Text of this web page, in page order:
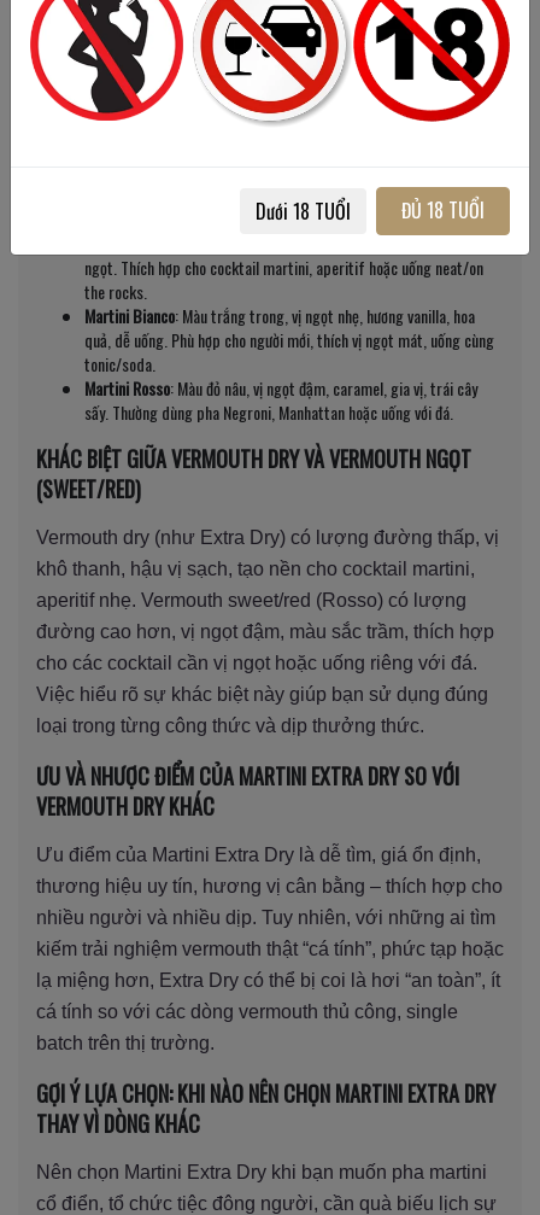
Việc hiểu rõ sự khác biệt giữa các loại vermouth giúp
bạn chọn đúng chai phù hợp với khẩu vị và mục đích
sử dụng. Dưới đây là so sánh cụ thể giữa Martini
SO SÁNH VỚI MARTINI BIANCO VÀ MARTINI ROSSO
: Màu vàng nhạt, vị khô, thảo mộc, hậu vị sạch, ít
ngọt. Thích hợp cho cocktail martini, aperitif hoặc uống neat/on
the rocks.
Martini Bianco: Màu trắng trong, vị ngọt nhẹ, hương vanilla, hoa
quả, dễ uống. Phù hợp cho người mới, thích vị ngọt mát, uống cùng
tonic/soda.
Martini Rosso: Màu đỏ nâu, vị ngọt đậm, caramel, gia vị, trái cây
sấy. Thường dùng pha Negroni, Manhattan hoặc uống với đá.
KHÁC BIỆT GIỮA VERMOUTH DRY VÀ VERMOUTH NGỌT
(SWEET/RED)
Vermouth dry (như Extra Dry) có lượng đường thấp, vị
khô thanh, hậu vị sạch, tạo nền cho cocktail martini,
aperitif nhẹ. Vermouth sweet/red (Rosso) có lượng
đường cao hơn, vị ngọt đậm, màu sắc trầm, thích hợp
cho các cocktail cần vị ngọt hoặc uống riêng với đá.
Việc hiểu rõ sự khác biệt này giúp bạn sử dụng đúng
loại trong từng công thức và dịp thưởng thức.
ƯU VÀ NHƯỢC ĐIỂM CỦA MARTINI EXTRA DRY SO VỚI
VERMOUTH DRY KHÁC
Ưu điểm của Martini Extra Dry là dễ tìm, giá ổn định,
thương hiệu uy tín, hương vị cân bằng – thích hợp cho
nhiều người và nhiều dịp. Tuy nhiên, với những ai tìm
kiếm trải nghiệm vermouth thật “cá tính”, phức tạp hoặc
lạ miệng hơn, Extra Dry có thể bị coi là hơi “an toàn”, ít
cá tính so với các dòng vermouth thủ công, single
batch trên thị trường.
GỢI Ý LỰA CHỌN: KHI NÀO NÊN CHỌN MARTINI EXTRA DRY
THAY VÌ DÒNG KHÁC
Nên chọn Martini Extra Dry khi bạn muốn pha martini
cổ điển, tổ chức tiệc đông người, cần quà biếu lịch sự
Dưới 18 TUỔI ĐỦ 18 TUỔI